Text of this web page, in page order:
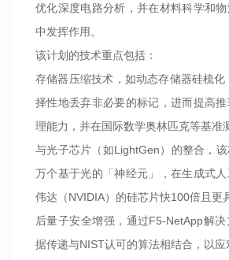
优化深度电路分析，并在材料科学和
中发挥作用。
该计划的技术重点包括：
存储器压缩技术，如动态存储器硅梳
择性地丢弃非必要的标记，进而提高
理能力，并在国际数学奥林匹克等基准
与光子芯片（如LightGen）的整合，
万个基于光的「神经元」，在生成式
伟达（NVIDIA）的硅芯片快100倍且更
后量子安全增强，通过F5-NetApp解
据传递与NIST认可的算法相结合，以应